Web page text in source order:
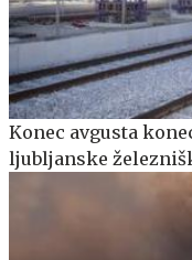
Konec avgusta
ljubljanske